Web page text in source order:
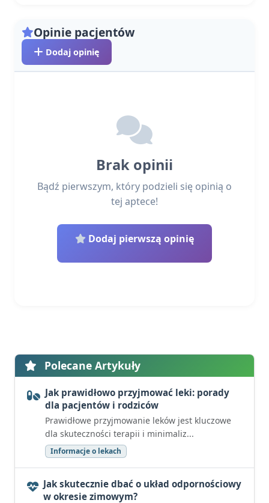
Opinie pacjentów
Dodaj opinię
Brak opinii
Bądź pierwszym, który podzieli się opinią o
tej aptece!
Dodaj pierwszą opinię
Polecane Artykuły
Jak prawidłowo przyjmować leki: porady
dla pacjentów i rodziców
Prawidłowe przyjmowanie leków jest kluczowe
dla skuteczności terapii i minimaliz...
Informacje o lekach
Jak skutecznie dbać o układ odpornościowy
w okresie zimowym?